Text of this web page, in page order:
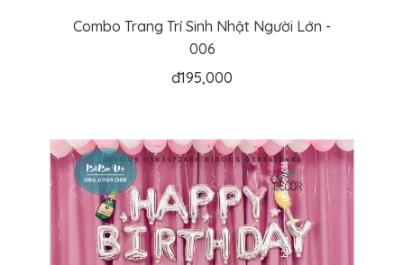
Combo Trang Trí Sinh Nhật Người Lớn -
006
đ195,000